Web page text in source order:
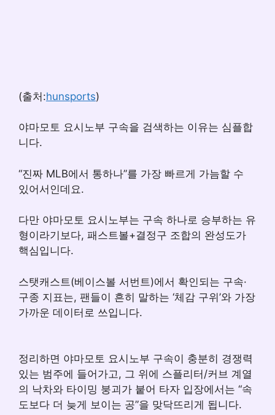
(출처:hunsports)
야마모토 요시노부 구속을 검색하는 이유는 심플합
니다.
“진짜 MLB에서 통하나”를 가장 빠르게 가늠할 수
있어서인데요.
다만 야마모토 요시노부는 구속 하나로 승부하는 유
형이라기보다, 패스트볼+결정구 조합의 완성도가
핵심입니다.
스탯캐스트(베이스볼 서번트)에서 확인되는 구속·
구종 지표는, 팬들이 흔히 말하는 ‘체감 구위’와 가장
가까운 데이터로 쓰입니다.
정리하면 야마모토 요시노부 구속이 충분히 경쟁력
있는 범주에 들어가고, 그 위에 스플리터/커브 계열
의 낙차와 타이밍 붕괴가 붙어 타자 입장에서는 “속
도보다 더 늦게 보이는 공”을 맞닥뜨리게 됩니다.